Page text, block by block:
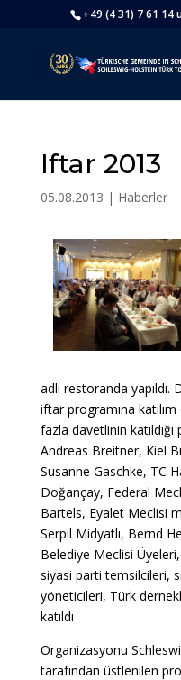
+49 (4 31) 7 61 14
Iftar 2013
05.08.2013 | Haberler
adlı restoranda
iftar programına
fazla davetlinin
Andreas Breitner, Kiel
Susanne Gaschke, TC
Doğançay, Federal
Bartels, Eyalet Meclisi
Serpil Midyatlı, Bernd
Belediye Meclisi
siyasi parti temsilcileri,
yöneticileri, Türk
katıldı
Organizasyonu
tarafından üstlenilen